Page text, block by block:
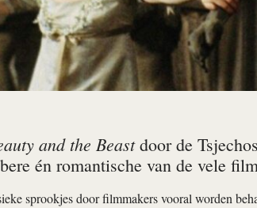
and the Beastdoor de
én romantische van de vele
sprookjes door filmmakers vooral worden